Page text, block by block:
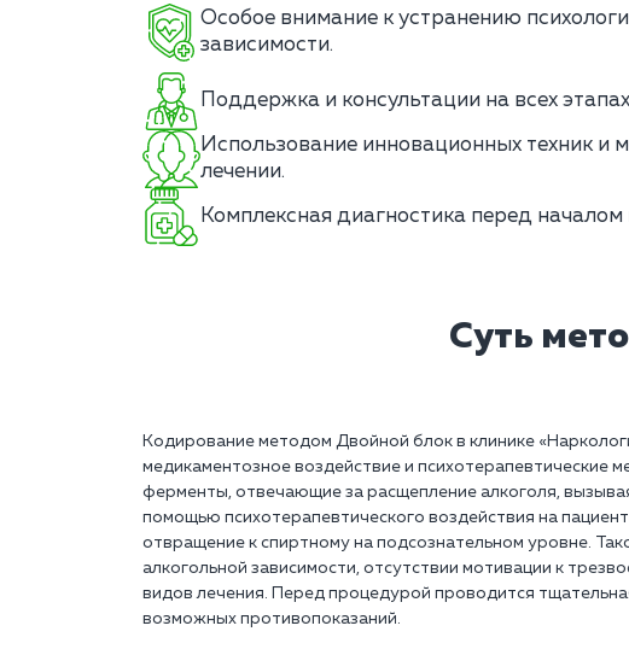
Особое внимание к устранению
зависимости.
Поддержка и консультации на всех
Использование инновационных техник и
лечении.
Комплексная диагностика перед
Суть
Кодирование методом Двойной блок в клинике
медикаментозное воздействие и психотерапевтические
ферменты, отвечающие за расщепление алкоголя,
помощью психотерапевтического воздействия на
отвращение к спиртному на подсознательном уровне.
алкогольной зависимости, отсутствии мотивации к
видов лечения. Перед процедурой проводится
возможных противопоказаний.